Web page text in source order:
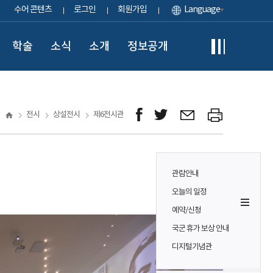
수어 콘텐츠 로그인 회원가입 Language
학술 소식 소개 정보공개
관람안내
오늘의 일정
예약/신청
국군 휴가 보상 안내
디지털기념관
전시 상설전시 제6전시관